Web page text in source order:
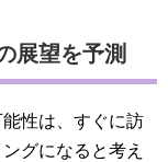
展望を予測
性は、すぐに訪
グになると考え